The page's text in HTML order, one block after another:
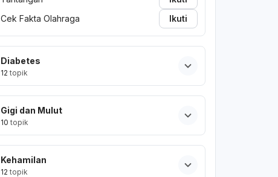
Cek Fakta Olahraga
Ikuti
Diabetes
12 topik
Gigi dan Mulut
10 topik
Kehamilan
12 topik